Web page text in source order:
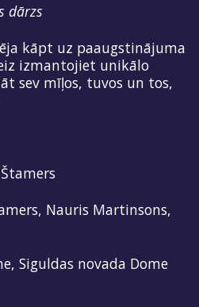
dārzs
kāpt uz paaugstinājuma
izmantojiet unikālo
sev mīļos, tuvos un tos,
Nauris Martinsons,
Siguldas novada Dome